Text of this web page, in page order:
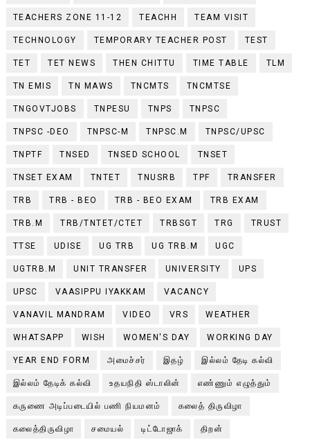
TEACHERS ZONE 11-12 TEACHH TEAM VISIT
TECHNOLOGY TEMPORARY TEACHER POST TEST
TET TET NEWS THEN CHITTU TIME TABLE TLM
TN EMIS TN MAWS TNCMTS TNCMTSE
TNGOVTJOBS TNPESU TNPS TNPSC
TNPSC -DEO TNPSC-M TNPSC.M TNPSC/UPSC
TNPTF TNSED TNSED SCHOOL TNSET
TNSET EXAM TNTET TNUSRB TPF TRANSFER
TRB TRB - BEO TRB - BEO EXAM TRB EXAM
TRB.M TRB/TNTET/CTET TRBSGT TRG TRUST
TTSE UDISE UG TRB UG TRB.M UGC
UGTRB.M UNIT TRANSFER UNIVERSITY UPS
UPSC VAASIPPU IYAKKAM VACANCY
VANAVIL MANDRAM VIDEO VRS WEATHER
WHATSAPP WISH WOMEN'S DAY WORKING DAY
YEAR END FORM அமைச்சர் இதழ் இல்லம் தேடி கல்வி
இல்லம் தேடிக் கல்வி உதயநிதி ஸ்டாலின் எண்ணும் எழுத்தும்
கருணை அடிப்படையில் பணி நியமனம் கலைத் திருவிழா
கலைத்திருவிழா சமையல் டிட்டோஜாக் திறன்